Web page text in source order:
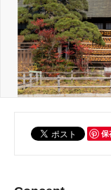
保